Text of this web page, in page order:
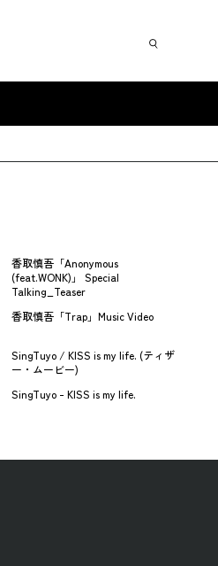
香取慎吾「Anonymous
(feat.WONK)」 Special
Talking_Teaser
香取慎吾「Trap」Music Video
SingTuyo / KISS is my life. (ティザ
ー・ムービー)
SingTuyo - KISS is my life.